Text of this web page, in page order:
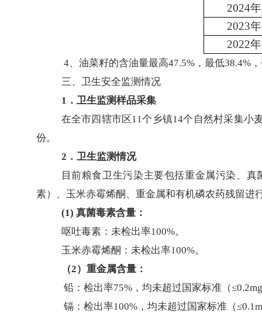
2024
2023
2022
4、油菜籽的含油量最高47.5%，最低38.4%
三、卫生安全监测情况
1．卫生监测样品采集
在全市四辖市区11个乡镇14个自然村采集小
份。
2．卫生监测情况
目前粮食卫生污染主要包括重金属污染、
素）、玉米赤霉烯酮、重金属和有机磷农药残留进
(1) 真菌毒素含量：
呕吐毒素：未检出率100%。
玉米赤霉烯酮：未检出率100%。
（2）重金属含量：
铅：检出率75%，均未超过国家标准（
镉：检出率100%，均未超过国家标准（